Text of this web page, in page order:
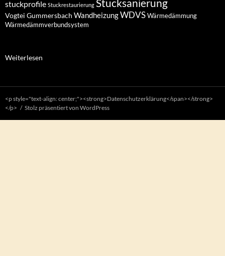
stuckprofile Stuckrestaurierung Stucksanierung
Vogtei Gummersbach WandheizungWDVSWärmedämmung
Wärmedämmverbundsystem
Weiterlesen
<p style="text-align: center;"><strong>Datenschutzerklärung</span></strong>
</p>
Stolz präsentiert von WordPress